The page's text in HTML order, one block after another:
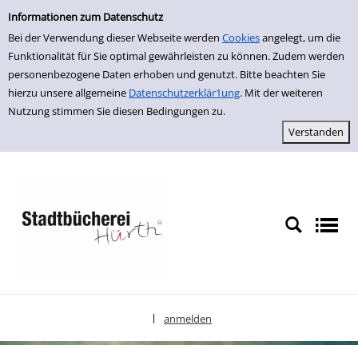
Einfache Suche
Informationen zum Datenschutz
Bei der Verwendung dieser Webseite werden Cookiesangelegt, um die
Funktionalität für Sie optimal gewährleisten zu können. Zudem werden
personenbezogene Daten erhoben und genutzt. Bitte beachten Sie
hierzu unsere allgemeine Datenschutzerklär1ung. Mit der weiteren
Nutzung stimmen Sie diesen Bedingungen zu.
zur Navigation springen
zum Inhalt springen
Zur Detailanzeige springen
anmelden